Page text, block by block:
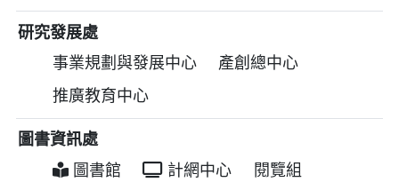
研究發展處
事業規劃與發展中心
產創總中心
推廣教育中心
圖書資訊處
圖書館
計網中心
閱覽組